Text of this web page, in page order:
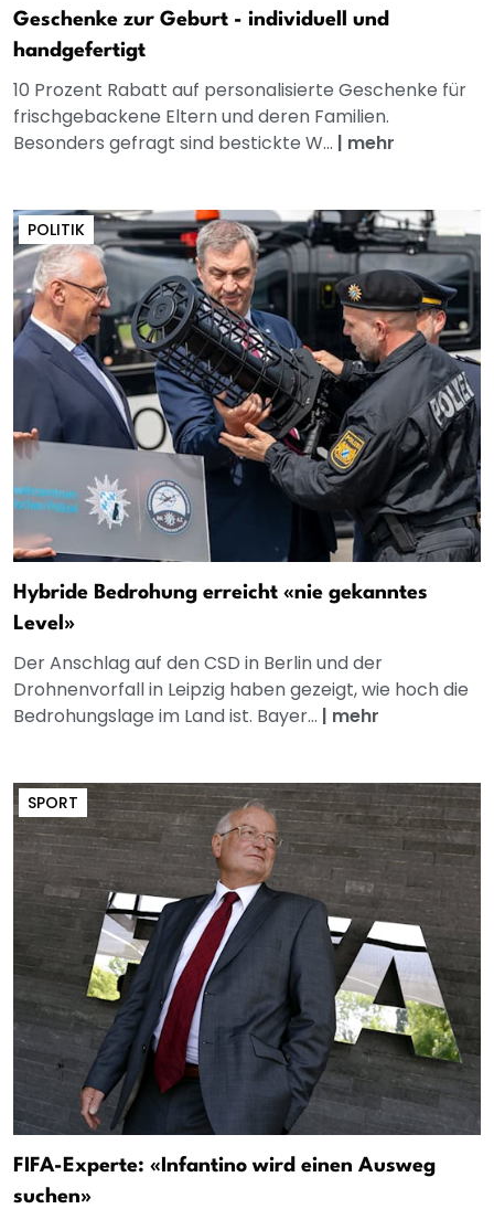
Geschenke zur Geburt - individuell und
handgefertigt
10 Prozent Rabatt auf personalisierte Geschenke für
frischgebackene Eltern und deren Familien.
Besonders gefragt sind bestickte W... | mehr
POLITIK
Hybride Bedrohung erreicht «nie gekanntes
Level»
Der Anschlag auf den CSD in Berlin und der
Drohnenvorfall in Leipzig haben gezeigt, wie hoch die
Bedrohungslage im Land ist. Bayer... | mehr
SPORT
FIFA-Experte: «Infantino wird einen Ausweg
suchen»